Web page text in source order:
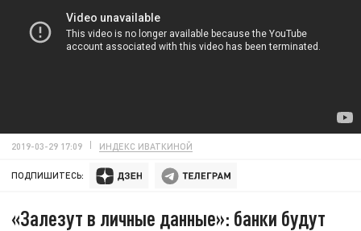
2019-03-29 17:09 ИНДЕКС ИВАТКИНОЙ
ПОДПИШИТЕСЬ:
«Залезут в личные данные»: банки будут